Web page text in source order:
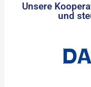
Unsere
und